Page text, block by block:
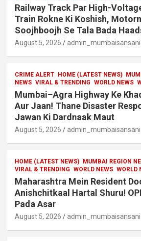
Railway Track Par High-
Train Rokne Ki Koshish,
Soojhboojh Se Tala Bada
August 5, 2026 admin_mumbaisansani
CRIME ALERT HOME (LATEST NEWS)
NEWS VIRAL & TRENDING WORLD NEWS
Mumbai–Agra Highway Ke
Aur Jaan! Thane Disaster
Jawan Ki Dardnaak Maut
August 5, 2026 admin_mumbaisansani
HOME (LATEST NEWS) MUMBAI REGION
VIRAL & TRENDING WORLD NEWS WORLD
Maharashtra Mein Resident
Anishchitkaal Hartal Shuru!
Pada Asar
August 5, 2026 admin_mumbaisansani